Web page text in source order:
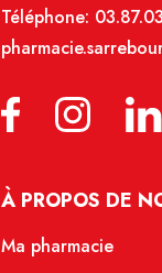
Téléphone:
À PROPOS DE
Ma pharmacie